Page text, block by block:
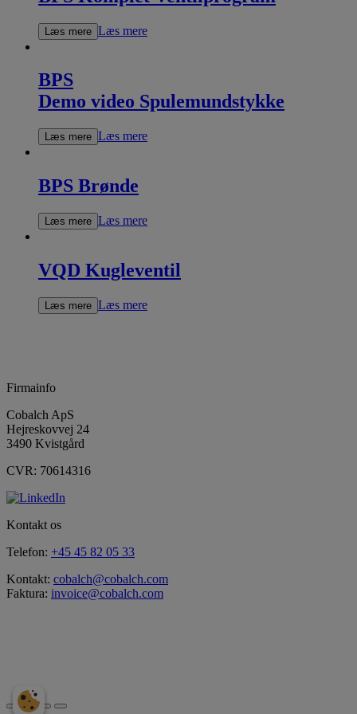
Læs mere Læs mere
BPS
Demo video Spulemundstykke
Læs mere Læs mere
BPS Brønde
Læs mere Læs mere
VQD Kugleventil
Læs mere Læs mere
Firmainfo
Cobalch ApS
Hejreskovvej 24
3490 Kvistgård
CVR: 70614316
Kontakt os
Telefon: +45 45 82 05 33
Kontakt: cobalch@cobalch.com
Faktura: invoice@cobalch.com